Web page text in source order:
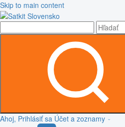
Skip to main content
Ahoj, Prihlásiť sa Účet a zoznamy